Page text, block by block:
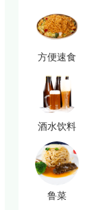
方便速食
酒水饮料
鲁菜